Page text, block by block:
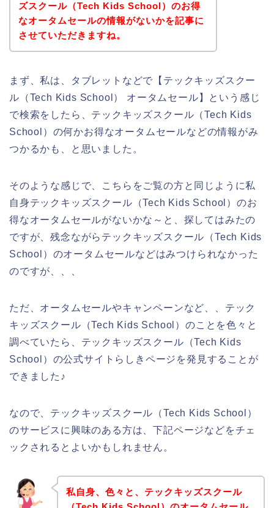
ズスクール（Tech Kids School）のお得
なオータムセールの情報がないかを記事に
させていただきますね。
まず、私は、タブレットなどで【テックキッズスクー
ル（Tech Kids School） オータムセール】という感じ
で検索をしたら、テックキッズスクール（Tech Kids
School）の何かお得なオータムセールなどの情報がみ
つかるかも、と思いました。
そのような感じで、こちらをご覧の方と同じように私
自身テックキッズスクール（Tech Kids School）のお
得なオータムセールがないかな～と、探してはみたの
ですが、残念ながらテックキッズスクール（Tech Kids
School）のオータムセールなどはみつけられなかった
のですが、、、
ただ、オータムセールやキャンペーンなど、、テック
キッズスクール（Tech Kids School）のことを色々と
調べていたら、テックキッズスクール（Tech Kids
School）の公式サイトらしきページを発見することが
できました♪
なので、テックキッズスクール（Tech Kids School）
のサービスに興味のある方は、下記ページなどをチェ
ックされるとよいかもしれません。
私自身、色々と、テックキッズスクール